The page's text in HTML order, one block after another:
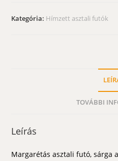
Kategória: Hímzett asztali futók
TOVÁBBI
Leírás
Margarétás asztali futó, sárga